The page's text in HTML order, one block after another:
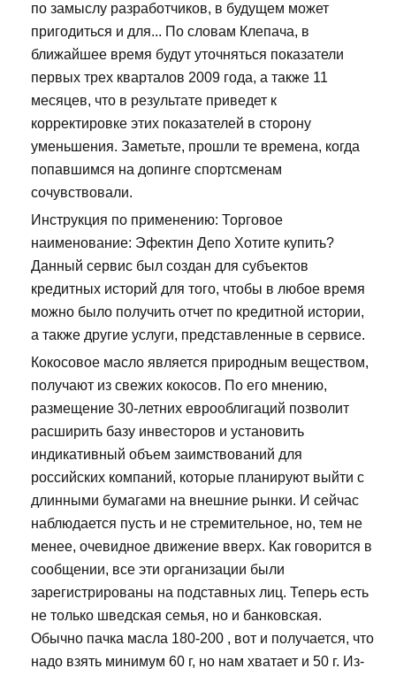
по замыслу разработчиков, в будущем может
пригодиться и для... По словам Клепача, в
ближайшее время будут уточняться показатели
первых трех кварталов 2009 года, а также 11
месяцев, что в результате приведет к
корректировке этих показателей в сторону
уменьшения. Заметьте, прошли те времена, когда
попавшимся на допинге спортсменам
сочувствовали.
Инструкция по применению: Торговое
наименование: Эфектин Депо Хотите купить?
Данный сервис был создан для субъектов
кредитных историй для того, чтобы в любое время
можно было получить отчет по кредитной истории,
а также другие услуги, представленные в сервисе.
Кокосовое масло является природным веществом,
получают из свежих кокосов. По его мнению,
размещение 30-летних еврооблигаций позволит
расширить базу инвесторов и установить
индикативный объем заимствований для
российских компаний, которые планируют выйти с
длинными бумагами на внешние рынки. И сейчас
наблюдается пусть и не стремительное, но, тем не
менее, очевидное движение вверх. Как говорится в
сообщении, все эти организации были
зарегистрированы на подставных лиц. Теперь есть
не только шведская семья, но и банковская.
Обычно пачка масла 180-200 , вот и получается, что
надо взять минимум 60 г, но нам хватает и 50 г. Из-